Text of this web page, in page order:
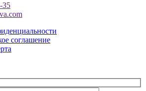
35
соглашение